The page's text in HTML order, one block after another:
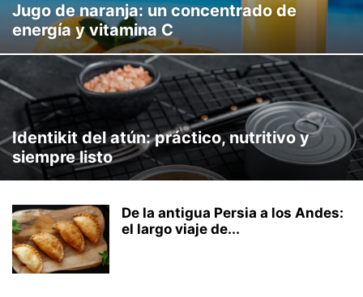
Jugo de naranja: un concentrado de
energía y vitamina C
Identikit del atún: práctico, nutritivo y
siempre listo
De la antigua Persia a los Andes:
el largo viaje de...